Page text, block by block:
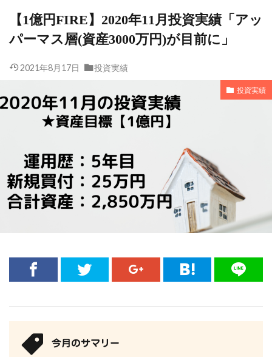
【1億円FIRE】2020年11月投資実績「アッ
パーマス層(資産3000万円)が目前に」
2021年8月17日 投資実績
投資実績
今月のサマリー